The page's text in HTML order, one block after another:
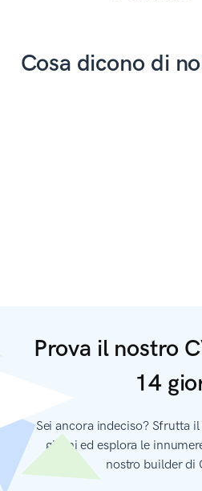
Cosa dicono di
Prova il nostro
14
Sei ancora indeciso? Sfrutta
giorni ed esplora le
nostro builder di